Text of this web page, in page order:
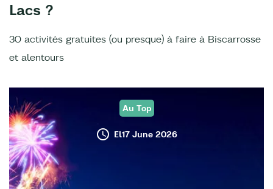
Lacs ?
30 activités gratuites (ou presque) à faire à Biscarrosse
et alentours
Au Top
El17 June 2026